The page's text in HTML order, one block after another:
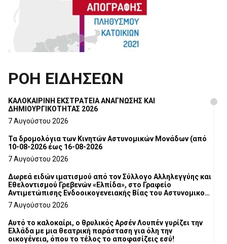
ΡΟΗ ΕΙΔΗΣΕΩΝ
ΚΑΛΟΚΑΙΡΙΝΗ ΕΚΣΤΡΑΤΕΙΑ ΑΝΑΓΝΩΣΗΣ ΚΑΙ
ΔΗΜΙΟΥΡΓΙΚΟΤΗΤΑΣ 2026
7 Αυγούστου 2026
Τα δρομολόγια των Κινητών Αστυνομικών Μονάδων (από
10-08-2026 έως 16-08-2026
7 Αυγούστου 2026
Δωρεά ειδών ιματισμού από τον Σύλλογο Αλληλεγγύης και
Εθελοντισμού Γρεβενών «Ελπίδα», στο Γραφείο
Αντιμετώπισης Ενδοοικογενειακής Βίας του Αστυνομικού
Τμήματος Γρεβενών
7 Αυγούστου 2026
Αυτό το καλοκαίρι, ο θρυλικός Αρσέν Λουπέν γυρίζει την
Ελλάδα με μια θεατρική παράσταση για όλη την
οικογένεια, όπου το τέλος το αποφασίζεις εσύ!